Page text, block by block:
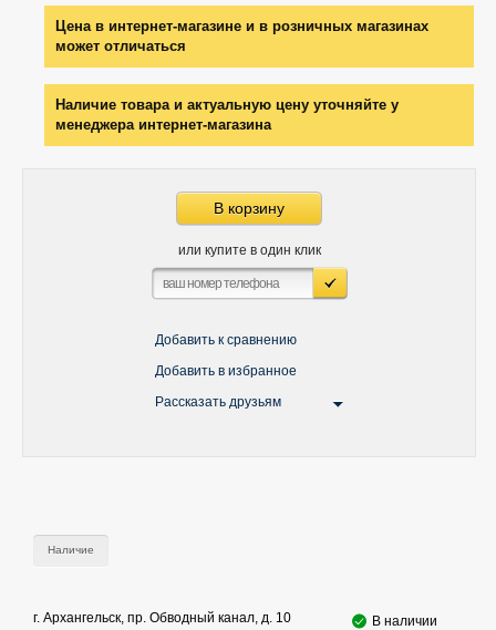
Цена в интернет-магазине и в розничных магазинах
может отличаться
Наличие товара и актуальную цену уточняйте у
менеджера интернет-магазина
В корзину
или купите в один клик
Добавить к сравнению
Добавить в избранное
Рассказать друзьям
Наличие
г. Архангельск, пр. Обводный канал, д. 10
В наличии